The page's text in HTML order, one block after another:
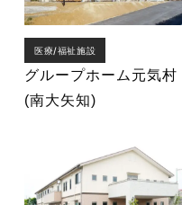
医療/福祉施設
グループホーム元気村
(南大矢知)